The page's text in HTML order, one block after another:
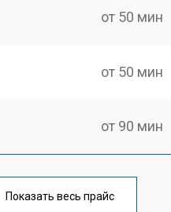
от 50 мин
от 50 мин
от 90 мин
от 60 мин
Показать весь прайс